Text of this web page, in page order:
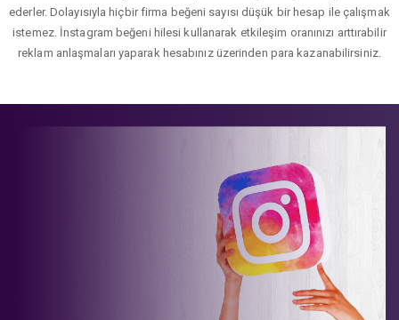
ederler. Dolayısıyla hiçbir firma beğeni sayısı düşük bir hesap ile çalışmak
istemez. İnstagram beğeni hilesi kullanarak etkileşim oranınızı arttırabilir
reklam anlaşmaları yaparak hesabınız üzerinden para kazanabilirsiniz.